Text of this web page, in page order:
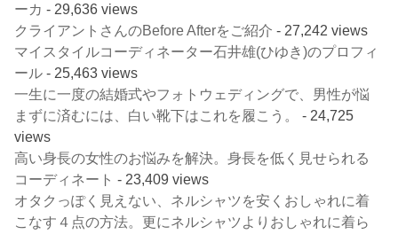
ーカ - 29,636 views
クライアントさんのBefore Afterをご紹介 - 27,242 views
マイスタイルコーディネーター石井雄(ひゆき)のプロフィ
ール - 25,463 views
一生に一度の結婚式やフォトウェディングで、男性が悩
まずに済むには、白い靴下はこれを履こう。
- 24,725
views
高い身長の女性のお悩みを解決。身長を低く見せられる
コーディネート - 23,409 views
オタクっぽく見えない、ネルシャツを安くおしゃれに着
こなす４点の方法。更にネルシャツよりおしゃれに着ら